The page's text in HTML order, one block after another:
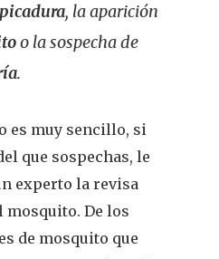
, la aparición
o la sospecha de
.
es muy sencillo, si
que sospechas, le
experto la revisa
De los
de mosquito que